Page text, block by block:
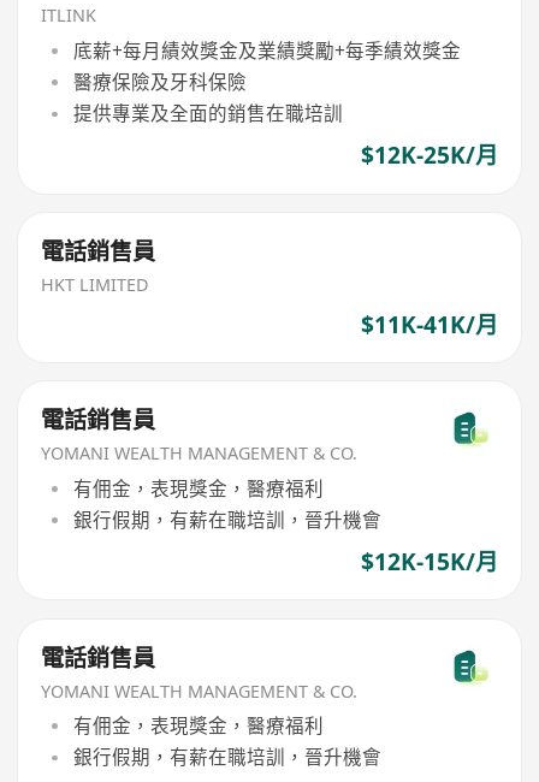
ITLINK
底薪+每月績效獎金及業績獎勵+每季績效獎金
醫療保險及牙科保險
提供專業及全面的銷售在職培訓
$12K-25K/月
電話銷售員
HKT LIMITED
$11K-41K/月
電話銷售員
YOMANI WEALTH MANAGEMENT & CO.
有佣金，表現獎金，醫療福利
銀行假期，有薪在職培訓，晉升機會
$12K-15K/月
電話銷售員
YOMANI WEALTH MANAGEMENT & CO.
有佣金，表現獎金，醫療福利
銀行假期，有薪在職培訓，晉升機會